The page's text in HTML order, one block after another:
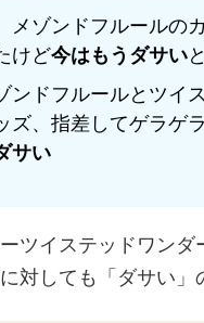
メゾンドフルールの
けど今はもうダサい
ンドフルールとツイ
ズ、指差してゲラゲ
サい
ーツイステッドワン
対しても「ダサい」